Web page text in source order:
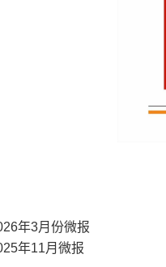
年3月份微报
年11月微报